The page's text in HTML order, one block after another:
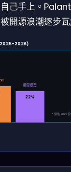
己手上。
開源浪潮逐步
(2025-2026)
開源模型
22%
* 預估 2026 份